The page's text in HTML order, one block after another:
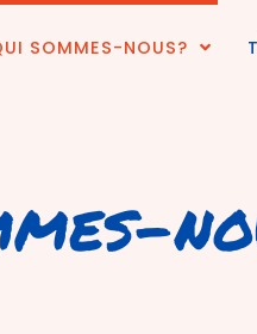
SOMMES-NOUS?